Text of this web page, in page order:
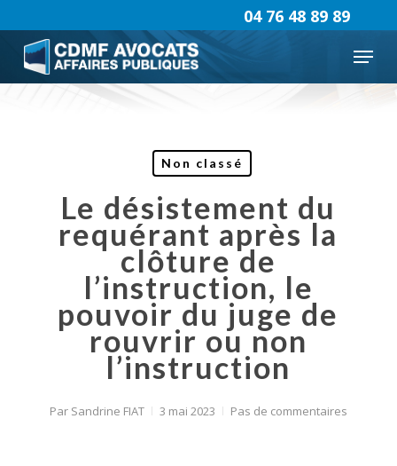
to
main
content
Menu
04 76 48 89 89
Non classé
Le désistement du
requérant après la
clôture de
l’instruction, le
pouvoir du juge de
rouvrir ou non
l’instruction
ParSandrine FIAT 3 mai 2023 Pas de commentaires